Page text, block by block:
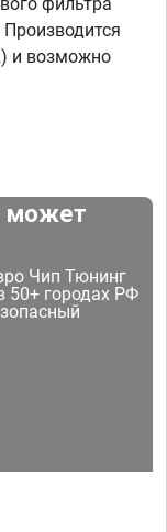
и возможно
может
Чип Тюнинг
50+ городах РФ